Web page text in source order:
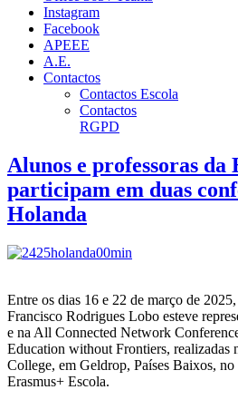
Instagram
Facebook
APEEE
A.E.
Contactos
Contactos Escola
Contactos
RGPD
Alunos e professoras da
participam em duas
Holanda
Entre os dias 16 e 22 de março de
Francisco Rodrigues Lobo esteve
e na All Connected Network
Education without Frontiers, realizadas
College, em Geldrop, Países Baixos,
Erasmus+ Escola.